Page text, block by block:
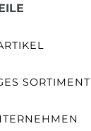
SORTIMENT